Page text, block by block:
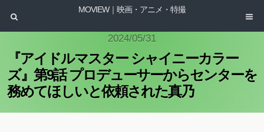
MOVIEW｜映画・アニメ・特撮
2024/05/31
『アイドルマスター シャイニーカラー
ズ』第9話 プロデューサーからセンターを
務めてほしいと依頼された真乃